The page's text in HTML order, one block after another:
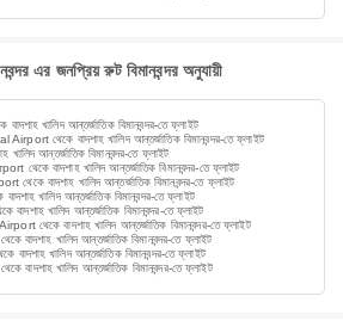
এর জনপ্রিয় রুট বিমানবন্দর অনুযায়ী
বাদশাহ খালিদ আন্তর্জাতিক বিমানবন্দর-তে ফ্লাইট
থেকে বাদশাহ খালিদ আন্তর্জাতিক বিমানবন্দর-তে ফ্লাইট
খালিদ আন্তর্জাতিক বিমানবন্দর-তে ফ্লাইট
বাদশাহ খালিদ আন্তর্জাতিক বিমানবন্দর-তে ফ্লাইট
বাদশাহ খালিদ আন্তর্জাতিক বিমানবন্দর-তে ফ্লাইট
বাদশাহ খালিদ আন্তর্জাতিক বিমানবন্দর-তে ফ্লাইট
খালিদ আন্তর্জাতিক বিমানবন্দর-তে ফ্লাইট
বাদশাহ খালিদ আন্তর্জাতিক বিমানবন্দর-তে ফ্লাইট
খালিদ আন্তর্জাতিক বিমানবন্দর-তে ফ্লাইট
বাদশাহ খালিদ আন্তর্জাতিক বিমানবন্দর-তে ফ্লাইট
খালিদ আন্তর্জাতিক বিমানবন্দর-তে ফ্লাইট